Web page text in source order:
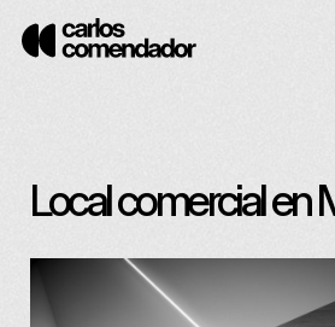
Local comercial en